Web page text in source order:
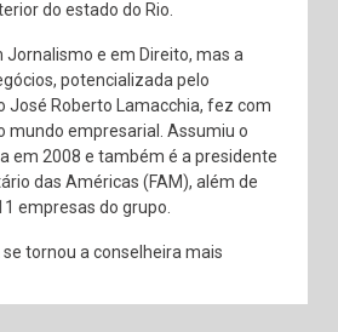
do estado do Rio.
Jornalismo e em Direito, mas a
potencializada pelo
José Roberto Lamacchia, fez com
mundo empresarial. Assumiu o
em 2008 e também é a presidente
das Américas (FAM), além de
empresas do grupo.
se tornou a conselheira mais
em 2021 também com resultado